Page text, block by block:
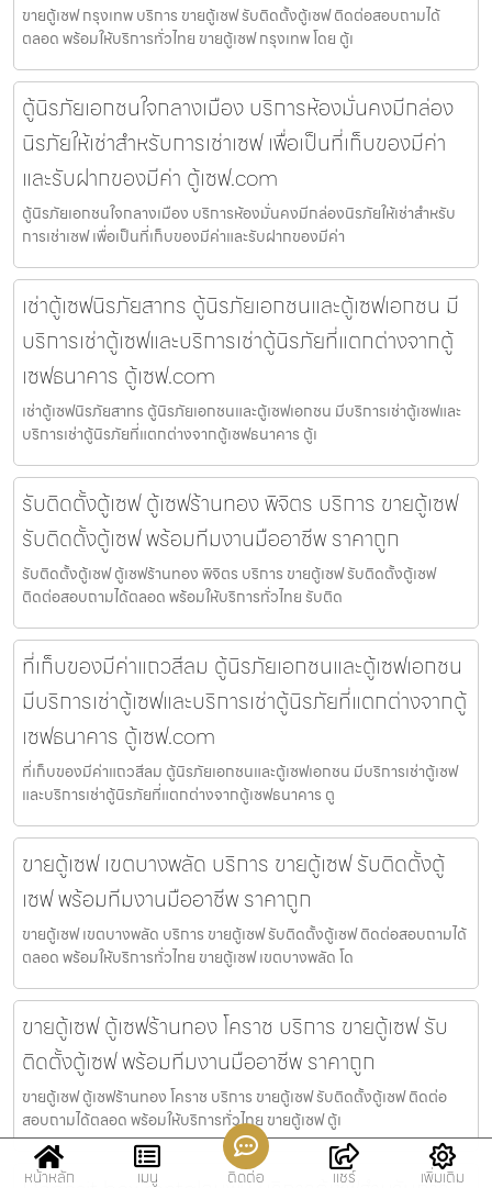
ขายตู้เซฟ กรุงเทพ บริการ ขายตู้เซฟ รับติดตั้งตู้เซฟ ติดต่อสอบถามได้
ตลอด พร้อมให้บริการทั่วไทย ขายตู้เซฟ กรุงเทพ โดย ตู้เ
ตู้นิรภัยเอกชนใจกลางเมือง บริการห้องมั่นคงมีกล่อง
นิรภัยให้เช่าสำหรับการเช่าเซฟ เพื่อเป็นที่เก็บของมีค่า
และรับฝากของมีค่า ตู้เซฟ.com
ตู้นิรภัยเอกชนใจกลางเมือง บริการห้องมั่นคงมีกล่องนิรภัยให้เช่าสำหรับ
การเช่าเซฟ เพื่อเป็นที่เก็บของมีค่าและรับฝากของมีค่า
เช่าตู้เซฟนิรภัยสาทร ตู้นิรภัยเอกชนและตู้เซฟเอกชน มี
บริการเช่าตู้เซฟและบริการเช่าตู้นิรภัยที่แตกต่างจากตู้
เซฟธนาคาร ตู้เซฟ.com
เช่าตู้เซฟนิรภัยสาทร ตู้นิรภัยเอกชนและตู้เซฟเอกชน มีบริการเช่าตู้เซฟและ
บริการเช่าตู้นิรภัยที่แตกต่างจากตู้เซฟธนาคาร ตู้เ
รับติดตั้งตู้เซฟ ตู้เซฟร้านทอง พิจิตร บริการ ขายตู้เซฟ
รับติดตั้งตู้เซฟ พร้อมทีมงานมืออาชีพ ราคาถูก
รับติดตั้งตู้เซฟ ตู้เซฟร้านทอง พิจิตร บริการ ขายตู้เซฟ รับติดตั้งตู้เซฟ
ติดต่อสอบถามได้ตลอด พร้อมให้บริการทั่วไทย รับติด
ที่เก็บของมีค่าแถวสีลม ตู้นิรภัยเอกชนและตู้เซฟเอกชน
มีบริการเช่าตู้เซฟและบริการเช่าตู้นิรภัยที่แตกต่างจากตู้
เซฟธนาคาร ตู้เซฟ.com
ที่เก็บของมีค่าแถวสีลม ตู้นิรภัยเอกชนและตู้เซฟเอกชน มีบริการเช่าตู้เซฟ
และบริการเช่าตู้นิรภัยที่แตกต่างจากตู้เซฟธนาคาร ตู
ขายตู้เซฟ เขตบางพลัด บริการ ขายตู้เซฟ รับติดตั้งตู้
เซฟ พร้อมทีมงานมืออาชีพ ราคาถูก
ขายตู้เซฟ เขตบางพลัด บริการ ขายตู้เซฟ รับติดตั้งตู้เซฟ ติดต่อสอบถามได้
ตลอด พร้อมให้บริการทั่วไทย ขายตู้เซฟ เขตบางพลัด โด
ขายตู้เซฟ ตู้เซฟร้านทอง โคราช บริการ ขายตู้เซฟ รับ
ติดตั้งตู้เซฟ พร้อมทีมงานมืออาชีพ ราคาถูก
ขายตู้เซฟ ตู้เซฟร้านทอง โคราช บริการ ขายตู้เซฟ รับติดตั้งตู้เซฟ ติดต่อ
สอบถามได้ตลอด พร้อมให้บริการทั่วไทย ขายตู้เซฟ ตู้เ
หน้าหลัก เมนู ติดต่อ แชร์ เพิ่มเติม